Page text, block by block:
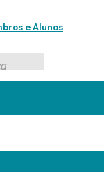
e Alunos